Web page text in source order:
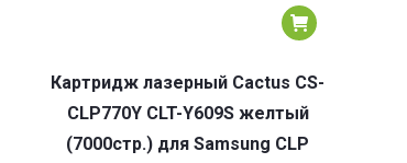
Картридж лазерный Cactus CS-
CLP770Y CLT-Y609S желтый
(7000стр.) для Samsung CLP